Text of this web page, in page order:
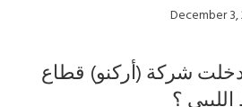
December
شركة (أركنو) قطاع